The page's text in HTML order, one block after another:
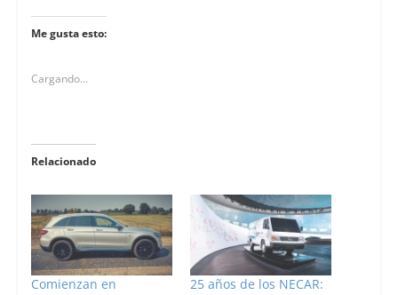
Me gusta esto:
Cargando...
Relacionado
Comienzan en
25 años de los NECAR: